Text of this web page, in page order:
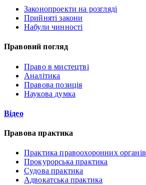
Законопроекти на розгляді
Прийняті закони
Набули чинності
Правовий погляд
Право в мистецтві
Аналітика
Правова позиція
Наукова думка
Відео
Правова практика
Практика правоохоронних органів
Прокурорська практика
Судова практика
Адвокатська практика